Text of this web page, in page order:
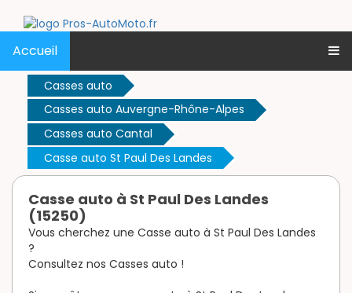
Accueil
Casses auto
Casses auto Auvergne-Rhône-Alpes
Casses auto Cantal
Casse auto St Paul Des Landes
Casse auto à St Paul Des Landes
(15250)
Vous cherchez une Casse auto à St Paul Des Landes
?
Consultez nos Casses auto !